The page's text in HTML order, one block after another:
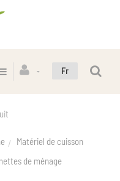
Fr
Matériel de cuisson
de ménage